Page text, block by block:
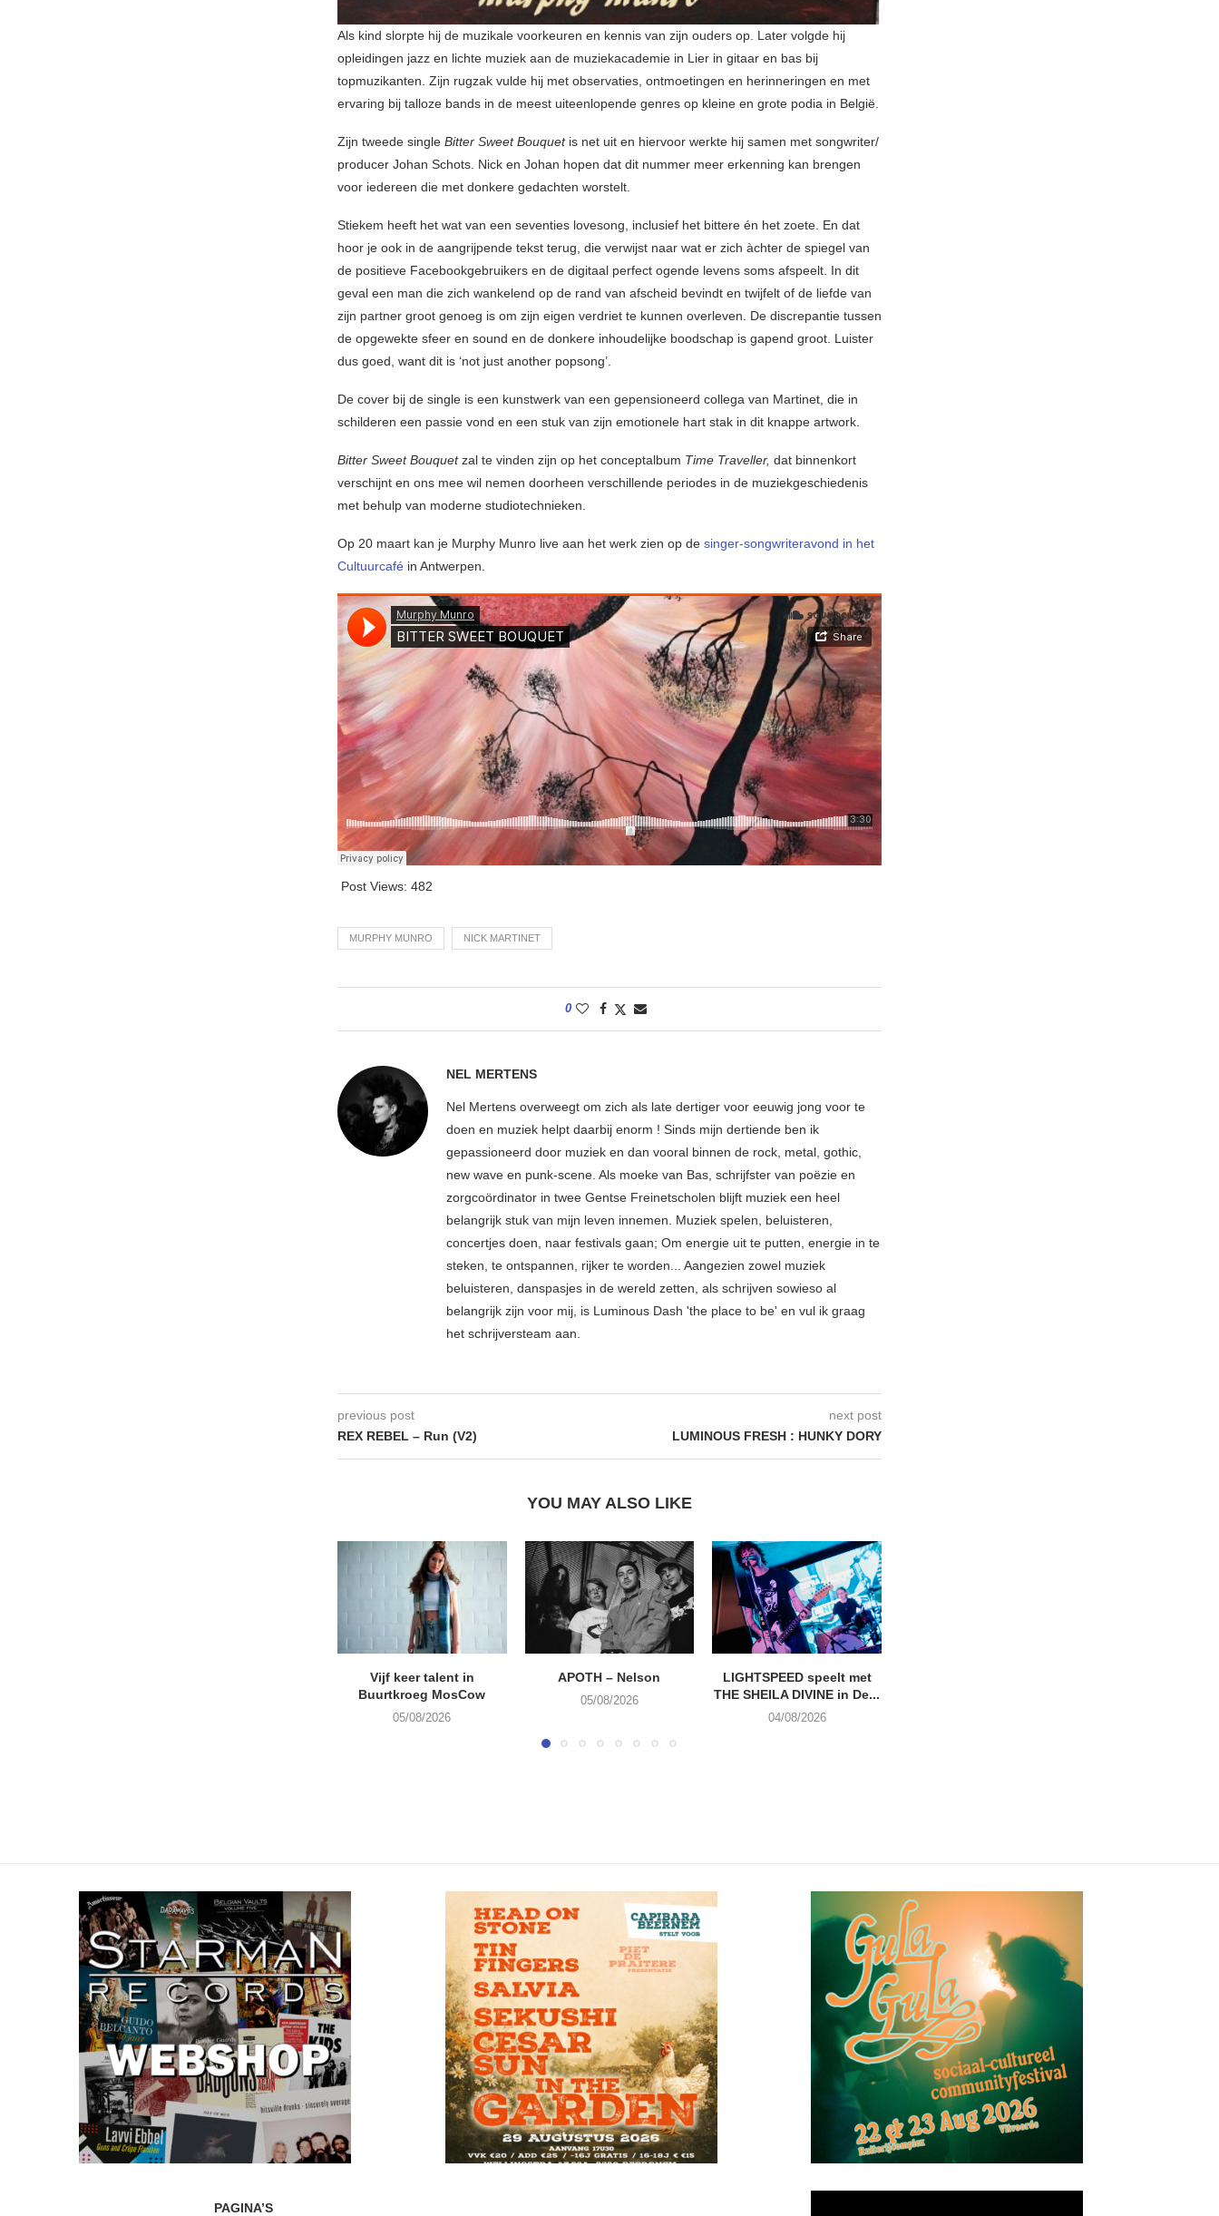
Als kind slorpte hij de muzikale voorkeuren en kennis van zijn ouders op. Later volgde hij
opleidingen jazz en lichte muziek aan de muziekacademie in Lier in gitaar en bas bij
topmuzikanten. Zijn rugzak vulde hij met observaties, ontmoetingen en herinneringen en met
ervaring bij talloze bands in de meest uiteenlopende genres op kleine en grote podia in België.
Zijn tweede single Bitter Sweet Bouquet is net uit en hiervoor werkte hij samen met songwriter/
producer Johan Schots. Nick en Johan hopen dat dit nummer meer erkenning kan brengen
voor iedereen die met donkere gedachten worstelt.
Stiekem heeft het wat van een seventies lovesong, inclusief het bittere én het zoete. En dat
hoor je ook in de aangrijpende tekst terug, die verwijst naar wat er zich àchter de spiegel van
de positieve Facebookgebruikers en de digitaal perfect ogende levens soms afspeelt. In dit
geval een man die zich wankelend op de rand van afscheid bevindt en twijfelt of de liefde van
zijn partner groot genoeg is om zijn eigen verdriet te kunnen overleven. De discrepantie tussen
de opgewekte sfeer en sound en de donkere inhoudelijke boodschap is gapend groot. Luister
dus goed, want dit is ‘not just another popsong’.
De cover bij de single is een kunstwerk van een gepensioneerd collega van Martinet, die in
schilderen een passie vond en een stuk van zijn emotionele hart stak in dit knappe artwork.
Bitter Sweet Bouquetzal te vinden zijn op het conceptalbum Time Traveller, dat binnenkort
verschijnt en ons mee wil nemen doorheen verschillende periodes in de muziekgeschiedenis
met behulp van moderne studiotechnieken.
Op 20 maart kan je Murphy Munro live aan het werk zien op de singer-songwriteravond in het
Cultuurcafé in Antwerpen.
Post Views: 482
MURPHY MUNRO NICK MARTINET
0
NEL MERTENS
Nel Mertens overweegt om zich als late dertiger voor eeuwig jong voor te
doen en muziek helpt daarbij enorm ! Sinds mijn dertiende ben ik
gepassioneerd door muziek en dan vooral binnen de rock, metal, gothic,
new wave en punk-scene. Als moeke van Bas, schrijfster van poëzie en
zorgcoördinator in twee Gentse Freinetscholen blijft muziek een heel
belangrijk stuk van mijn leven innemen. Muziek spelen, beluisteren,
concertjes doen, naar festivals gaan; Om energie uit te putten, energie in te
steken, te ontspannen, rijker te worden... Aangezien zowel muziek
beluisteren, danspasjes in de wereld zetten, als schrijven sowieso al
belangrijk zijn voor mij, is Luminous Dash 'the place to be' en vul ik graag
het schrijversteam aan.
previous post
REX REBEL – Run (V2)
next post
LUMINOUS FRESH : HUNKY DORY
YOU MAY ALSO LIKE
Vijf keer talent in
Buurtkroeg MosCow
05/08/2026
APOTH – Nelson
05/08/2026
LIGHTSPEED speelt met
THE SHEILA DIVINE in De...
04/08/2026
PAGINA’S